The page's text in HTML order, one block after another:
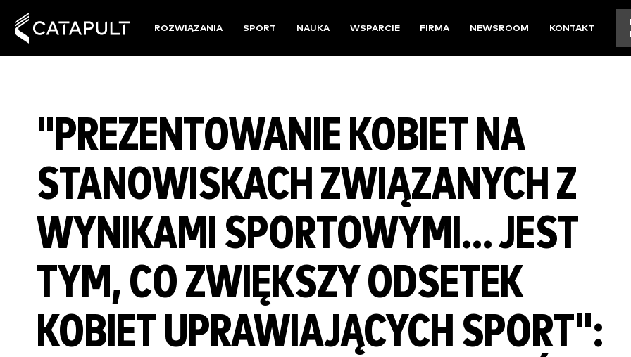
ROZWIĄZANIA SPORT NAUKA WSPARCIE FIRMA NEWSROOM KONTAKT
"PREZENTOWANIE KOBIET NA
STANOWISKACH ZWIĄZANYCH Z
WYNIKAMI SPORTOWYMI... JEST
TYM, CO ZWIĘKSZY ODSETEK
KOBIET UPRAWIAJĄCYCH SPORT":